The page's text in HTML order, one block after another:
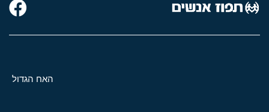
האח הגדול